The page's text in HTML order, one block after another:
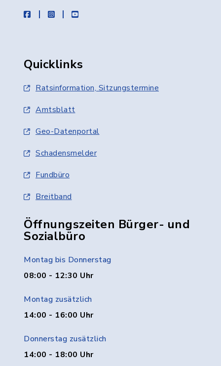
facebookinstagramyoutube
Quicklinks
Ratsinformation, Sitzungstermine
Amtsblatt
Geo-Datenportal
Schadensmelder
Fundbüro
Breitband
Öffnungszeiten Bürger- und
Sozialbüro
Montag bis Donnerstag
08:00 - 12:30 Uhr
Montag zusätzlich
14:00 - 16:00 Uhr
Donnerstag zusätzlich
14:00 - 18:00 Uhr